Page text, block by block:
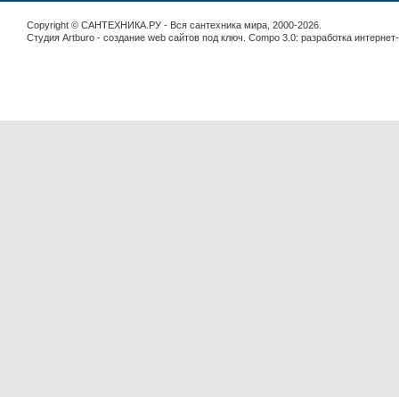
Copyright © САНТЕХНИКА.РУ - Вся сантехника мира, 2000-2026.
Студия Artburo - cоздание web сайтов под ключ . Compo 3.0: разработка